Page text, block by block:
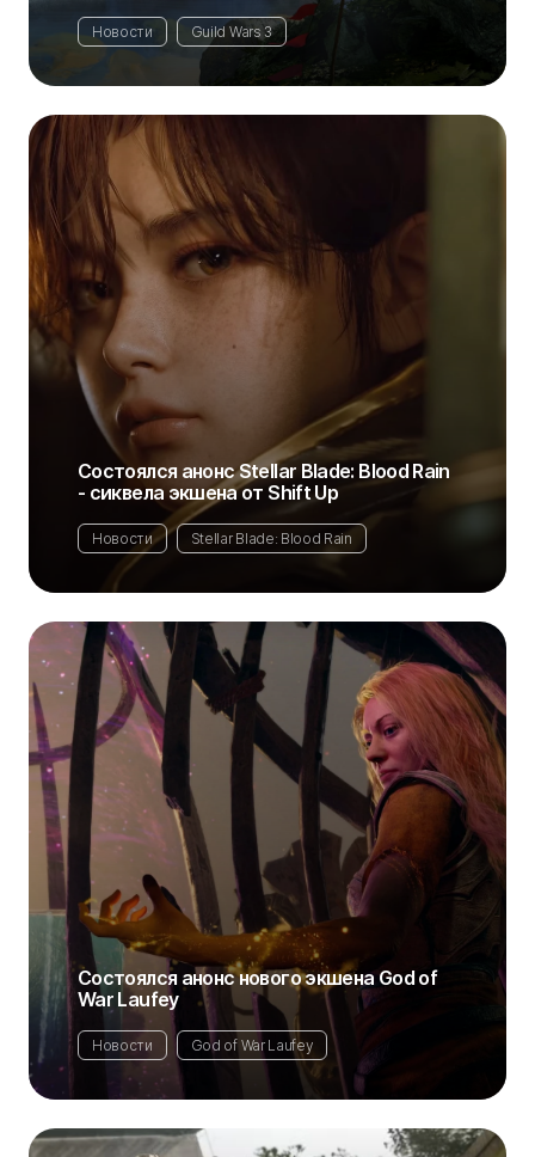
Новости Guild Wars 3
Состоялся анонс Stellar Blade: Blood Rain
- сиквела экшена от Shift Up
Новости Stellar Blade: Blood Rain
Состоялся анонс нового экшена God of
War Laufey
Новости God of War Laufey